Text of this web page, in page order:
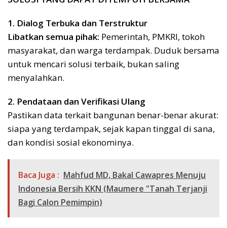
1. Dialog Terbuka dan Terstruktur
Libatkan semua pihak: Pemerintah, PMKRI, tokoh
masyarakat, dan warga terdampak. Duduk bersama
untuk mencari solusi terbaik, bukan saling
menyalahkan.
2. Pendataan dan Verifikasi Ulang
Pastikan data terkait bangunan benar-benar akurat:
siapa yang terdampak, sejak kapan tinggal di sana,
dan kondisi sosial ekonominya.
Baca Juga : Mahfud MD, Bakal Cawapres Menuju
Indonesia Bersih KKN (Maumere "Tanah Terjanji
Bagi Calon Pemimpin)